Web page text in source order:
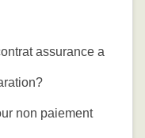
assurance a
non paiement